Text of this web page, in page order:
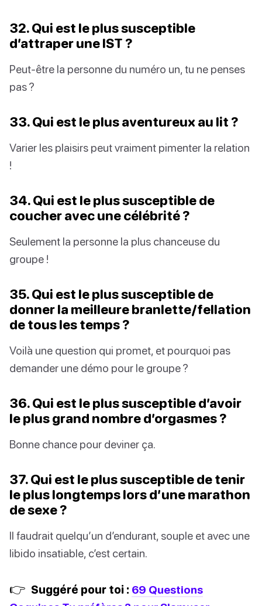
32. Qui est le plus susceptible
d’attraper une IST ?
Peut-être la personne du numéro un, tu ne penses
pas ?
33. Qui est le plus aventureux au lit ?
Varier les plaisirs peut vraiment pimenter la relation
!
34. Qui est le plus susceptible de
coucher avec une célébrité ?
Seulement la personne la plus chanceuse du
groupe !
35. Qui est le plus susceptible de
donner la meilleure branlette/fellation
de tous les temps ?
Voilà une question qui promet, et pourquoi pas
demander une démo pour le groupe ?
36. Qui est le plus susceptible d’avoir
le plus grand nombre d’orgasmes ?
Bonne chance pour deviner ça.
37. Qui est le plus susceptible de tenir
le plus longtemps lors d’une marathon
de sexe ?
Il faudrait quelqu’un d’endurant, souple et avec une
libido insatiable, c’est certain.
👉 Suggéré pour toi : 69 Questions